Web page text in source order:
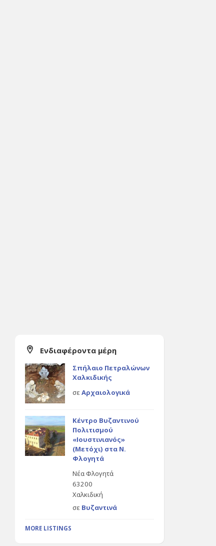
Ενδιαφέροντα μέρη
Σπήλαιο Πετραλώνων
Χαλκιδικής
σε Αρχαιολογικά
Κέντρο Βυζαντινού
Πολιτισμού
«Ιουστινιανός»
(Μετόχι) στα Ν.
Φλογητά
Νέα Φλογητά
63200
Χαλκιδική
σε Βυζαντινά
MORE LISTINGS